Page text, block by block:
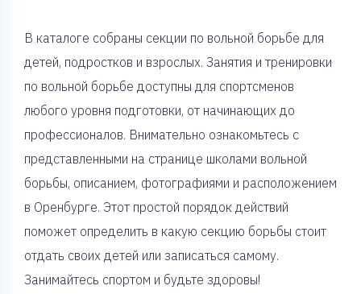
В каталоге собраны секции по вольной борьбе для
детей, подростков и взрослых. Занятия и тренировки
по вольной борьбе доступны для спортсменов
любого уровня подготовки, от начинающих до
профессионалов. Внимательно ознакомьтесь с
представленными на странице школами вольной
борьбы, описанием, фотографиями и расположением
в Оренбурге. Этот простой порядок действий
поможет определить в какую секцию борьбы стоит
отдать своих детей или записаться самому.
Занимайтесь спортом и будьте здоровы!